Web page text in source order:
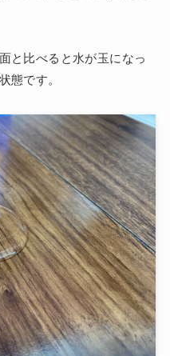
と比べると水が玉になっ
態です。